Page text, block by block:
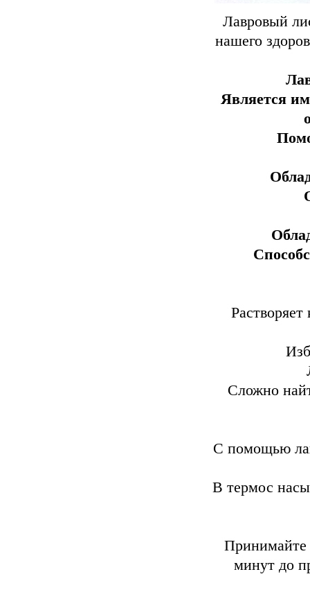
Лавровый
нашего
Является
Сложно
С помощью
В термос
Принимайте
минут до